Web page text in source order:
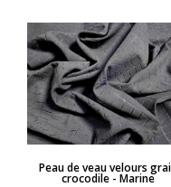
APERÇU RAPIDE
Peau de veau velours
crocodile - Marine